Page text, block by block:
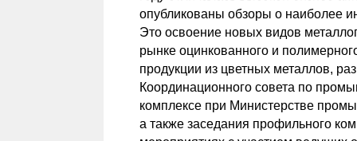
опубликованы обзоры о наиболее
Это освоение новых видов
рынке оцинкованного и
продукции из цветных металлов,
Координационного совета по
комплексе при Министерстве
а также заседания профильного